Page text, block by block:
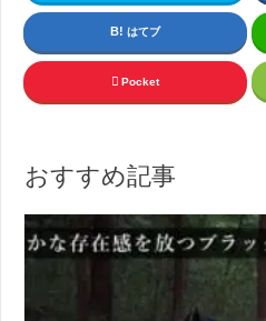
はてブ
Pocket
おすすめ記事